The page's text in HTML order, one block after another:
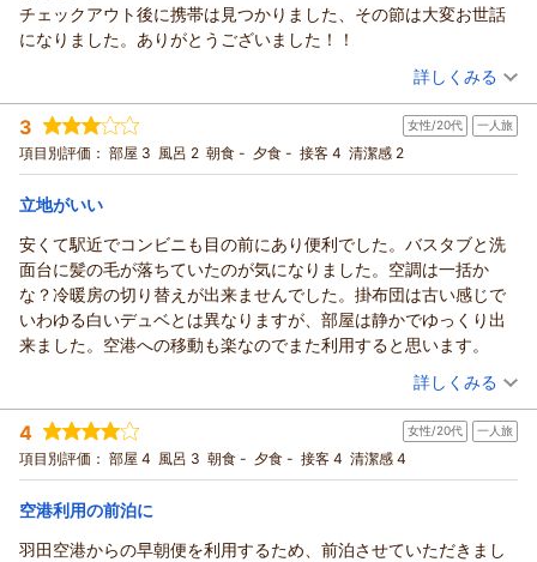
チェックアウト後に携帯は見つかりました、その節は大変お世話
になりました。ありがとうございました！！
（投稿日：2026/03/10）
宿泊時期： 2026年03月宿泊 (一人旅)
投稿者： ひとみさん
宿泊プラン： ☆シングル☆じゃらん ◎期間限定スペシャル価格◎
シングル 食事なし
宿泊価格帯：
詳しくみる
3 女性/20代 一人旅
項目別評価： 部屋 3 風呂 2 朝食 - 夕食 - 接客 4 清潔感 2
立地がいい
安くて駅近でコンビニも目の前にあり便利でした。バスタブと洗
面台に髪の毛が落ちていたのが気になりました。空調は一括か
な？冷暖房の切り替えが出来ませんでした。掛布団は古い感じで
いわゆる白いデュベとは異なりますが、部屋は静かでゆっくり出
来ました。空港への移動も楽なのでまた利用すると思います。
（投稿日：2026/02/28）
宿泊時期： 2026年02月宿泊 (一人旅)
投稿者： めさん(女性/20代)
宿泊プラン： ☆シングル☆じゃらん ◎期間限定スペシャル価格◎
シングル 食事なし
宿泊価格帯： 7,001～8,000円(大人一人あたり/税込)
詳しくみる
4 女性/20代 一人旅
項目別評価： 部屋 4 風呂 3 朝食 - 夕食 - 接客 4 清潔感 4
空港利用の前泊に
羽田空港からの早朝便を利用するため、前泊させていただきまし